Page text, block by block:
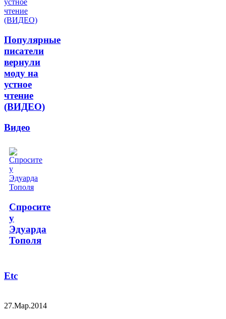
Популярные
писатели
вернули
моду на
устное
чтение
(ВИДЕО)
Видео
Спросите
у
Эдуарда
Тополя
Etc
27.Мар.2014